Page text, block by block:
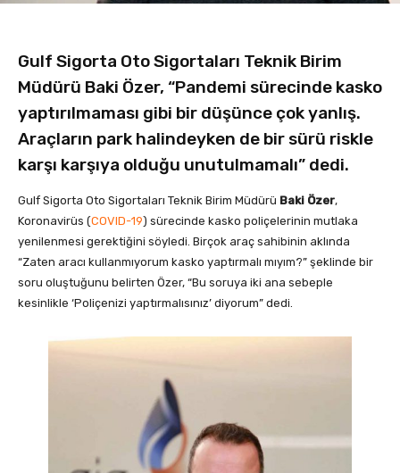
Gulf Sigorta Oto Sigortaları Teknik Birim
Müdürü Baki Özer, “Pandemi sürecinde kasko
yaptırılmaması gibi bir düşünce çok yanlış.
Araçların park halindeyken de bir sürü riskle
karşı karşıya olduğu unutulmamalı” dedi.
Gulf Sigorta Oto Sigortaları Teknik Birim Müdürü Baki Özer,
Koronavirüs (COVID-19) sürecinde kasko poliçelerinin mutlaka
yenilenmesi gerektiğini söyledi. Birçok araç sahibinin aklında
“Zaten aracı kullanmıyorum kasko yaptırmalı mıyım?” şeklinde bir
soru oluştuğunu belirten Özer, “Bu soruya iki ana sebeple
kesinlikle ‘Poliçenizi yaptırmalısınız’ diyorum” dedi.